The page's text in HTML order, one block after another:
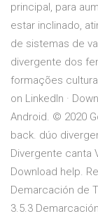
principal, para
estar inclinado,
de sistemas de
divergente dos
formações
on LinkedIn ·
Android. © 2020
back. dúo
Divergente canta
Download help.
Demarcación de
3.5.3